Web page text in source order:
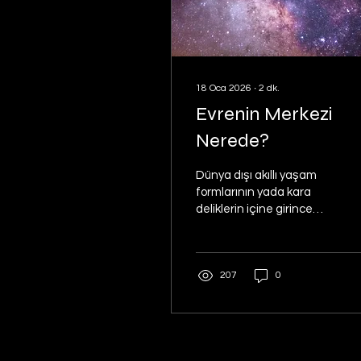
18 Oca 2026 ∙ 2 dk.
Evrenin Merkezi
Nerede?
Dünya dışı akıllı yaşam
formlarının yada kara
deliklerin içine girince
güncel gözlemlere göre
Bir merkez noktanın var
207 0